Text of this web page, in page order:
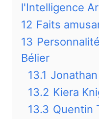
l'Intelligence
12 Faits
13
Bélier
13.1
13.2 Kiera
13.3 Quentin